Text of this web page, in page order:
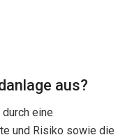
aus?
eine
und Risiko sowie die